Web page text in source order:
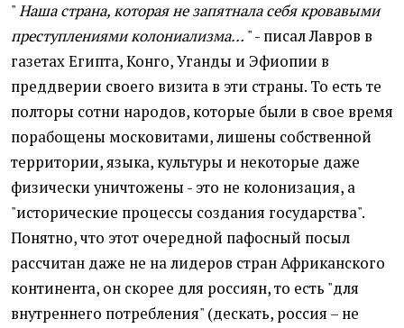
"Наша страна, которая не запятнала себя кровавыми
преступлениями колониализма… " - писал Лавров в
газетах Египта, Конго, Уганды и Эфиопии в
преддверии своего визита в эти страны. То есть те
полторы сотни народов, которые были в свое время
порабощены московитами, лишены собственной
территории, языка, культуры и некоторые даже
физически уничтожены - это не колонизация, а
"исторические процессы создания государства".
Понятно, что этот очередной пафосный посыл
рассчитан даже не на лидеров стран Африканского
континента, он скорее для россиян, то есть "для
внутреннего потребления" (дескать, россия – не